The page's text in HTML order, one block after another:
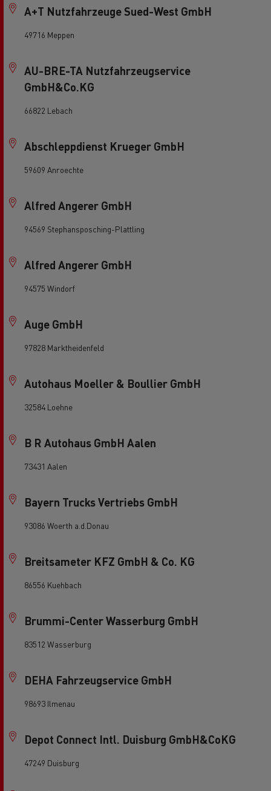
A+T Nutzfahrzeuge Sued-West GmbH
49716 Meppen
AU-BRE-TA Nutzfahrzeugservice
GmbH&Co.KG
66822 Lebach
Abschleppdienst Krueger GmbH
59609 Anroechte
Alfred Angerer GmbH
94569 Stephansposching-Plattling
Alfred Angerer GmbH
94575 Windorf
Auge GmbH
97828 Marktheidenfeld
Autohaus Moeller & Boullier GmbH
32584 Loehne
B R Autohaus GmbH Aalen
73431 Aalen
Bayern Trucks Vertriebs GmbH
93086 Woerth a.d.Donau
Breitsameter KFZ GmbH & Co. KG
86556 Kuehbach
Brummi-Center Wasserburg GmbH
83512 Wasserburg
DEHA Fahrzeugservice GmbH
98693 Ilmenau
Depot Connect Intl. Duisburg GmbH&CoKG
47249 Duisburg